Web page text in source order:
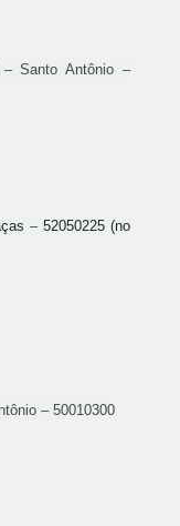
Santo Antônio –
– 52050225 (no
– 50010300